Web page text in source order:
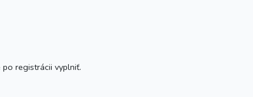
registrácii vyplniť.